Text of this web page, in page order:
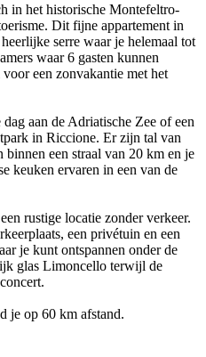
in het historische Montefeltro-
Dit fijne appartement in
serre waar je helemaal tot
waar 6 gasten kunnen
een zonvakantie met het
aan de Adriatische Zee of een
in Riccione. Er zijn tal van
een straal van 20 km en je
keuken ervaren in een van de
rustige locatie zonder verkeer.
een privétuin en een
je kunt ontspannen onder de
glas Limoncello terwijl de
je op 60 km afstand.